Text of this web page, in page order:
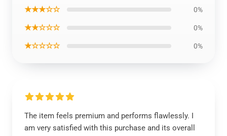
★★★☆☆ 0%
★★☆☆☆ 0%
★☆☆☆☆ 0%
The item feels premium and performs flawlessly. I
am very satisfied with this purchase and its overall